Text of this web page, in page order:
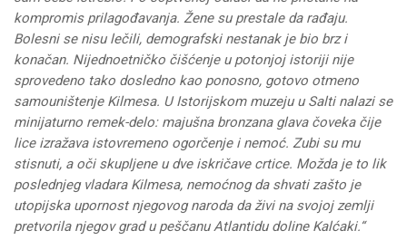
kompromis prilagođavanja. Žene su prestale da rađaju.
Bolesni se nisu lečili, demografski nestanak je bio brz i
konačan. Nijednoetničko čišćenje u potonjoj istoriji nije
sprovedeno tako dosledno kao ponosno, gotovo otmeno
samouništenje Kilmesa. U Istorijskom muzeju u Salti nalazi se
minijaturno remek-delo: majušna bronzana glava čoveka čije
lice izražava istovremeno ogorčenje i nemoć. Zubi su mu
stisnuti, a oči skupljene u dve iskričave crtice. Možda je to lik
poslednjeg vladara Kilmesa, nemoćnog da shvati zašto je
utopijska upornost njegovog naroda da živi na svojoj zemlji
pretvorila njegov grad u peščanu Atlantidu doline Kalćaki.“